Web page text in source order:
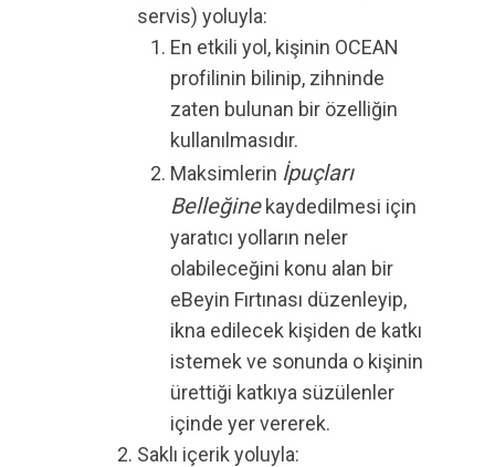
servis) yoluyla:
En etkili yol, kişinin OCEAN
profilinin bilinip, zihninde
zaten bulunan bir özelliğin
kullanılmasıdır.
Maksimlerin İpuçları
Belleğinekaydedilmesi için
yaratıcı yolların neler
olabileceğini konu alan bir
eBeyin Fırtınası düzenleyip,
ikna edilecek kişiden de katkı
istemek ve sonunda o kişinin
ürettiği katkıya süzülenler
içinde yer vererek.
Saklı içerik yoluyla: